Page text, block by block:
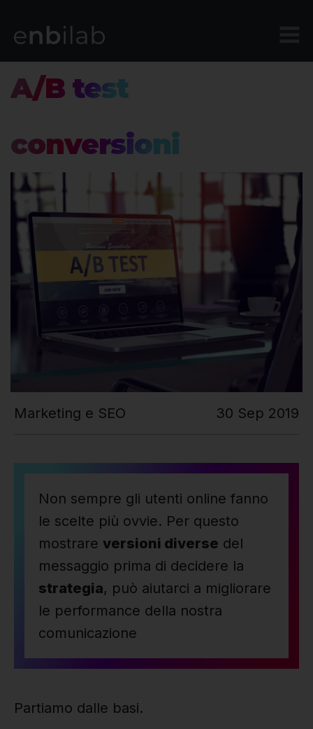
A/B test
conversioni
Marketing e SEO 30 Sep 2019
Non sempre gli utenti online fanno
le scelte più ovvie. Per questo
mostrare versioni diverse del
messaggio prima di decidere la
strategia, può aiutarci a migliorare
le performance della nostra
comunicazione
Partiamo dalle basi.